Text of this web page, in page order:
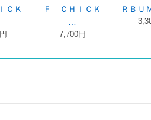
生産限定盤Ａ …
生産限定盤Ｂ …